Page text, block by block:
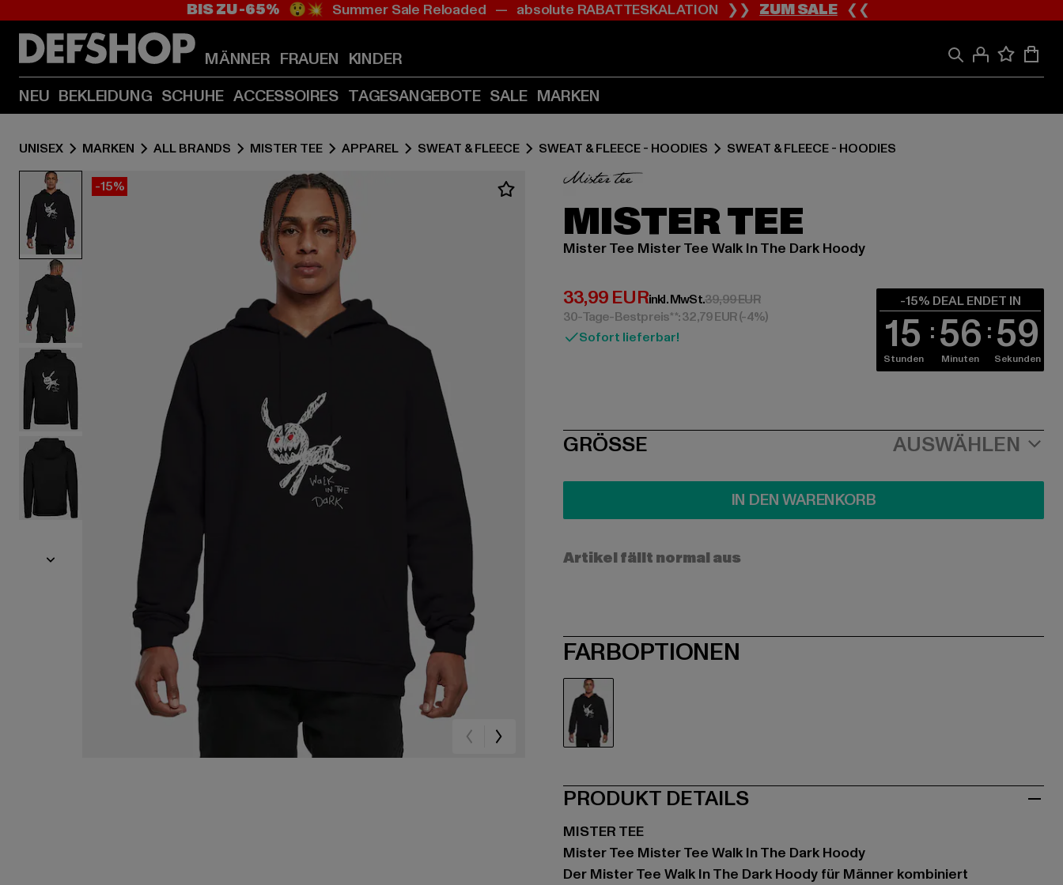
Zum
(Enter
drücken)
Zum
(Enter
drücken)
BIS ZU -65% 😲💥 Summer Sale Reloaded — absolute RABATTESKALATION ❯❯ZUM SALE❮❮
MÄNNER FRAUEN KINDER
NEU BEKLEIDUNG SCHUHE ACCESSOIRES TAGESANGEBOTE SALE MARKEN
UNISEX MARKEN ALL BRANDS MISTER TEE APPAREL SWEAT & FLEECE SWEAT & FLEECE - HOODIES SWEAT & FLEECE - HOODIES
-15%
MISTER TEE
Mister Tee Mister Tee Walk In The Dark Hoody
33,99 EUR
Derzeitiger Preis: 33,99 EUR
inkl. MwSt.39,99 EURAktionspreis: 39,99 EUR
30-Tage-Bestpreis**: 32,79 EUR(-4%)
Sofort lieferbar!
-15% DEAL ENDET IN
15
Stunden 56
Minuten 58
Sekunden
SIZE
GRÖSSE AUSWÄHLEN
IN DEN WARENKORB
Artikel fällt normal aus
FARBOPTIONEN
PRODUKT DETAILS
MISTER TEE
Mister Tee Mister Tee Walk In The Dark Hoody
Der Mister Tee Walk In The Dark Hoody für Männer kombiniert